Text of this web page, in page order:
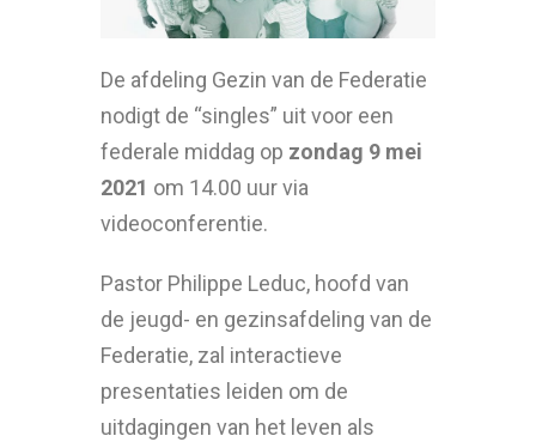
De afdeling Gezin van de Federatie
nodigt de “singles” uit voor een
federale middag op zondag 9 mei
2021 om 14.00 uur via
videoconferentie.
Pastor Philippe Leduc, hoofd van
de jeugd- en gezinsafdeling van de
Federatie, zal interactieve
presentaties leiden om de
uitdagingen van het leven als